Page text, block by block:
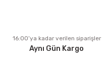
Ürün fiyatı diğer sitelerden
Bu ürüne benzer farklı
16:00’ya kadar verilen siparişler
Aynı Gün Kargo